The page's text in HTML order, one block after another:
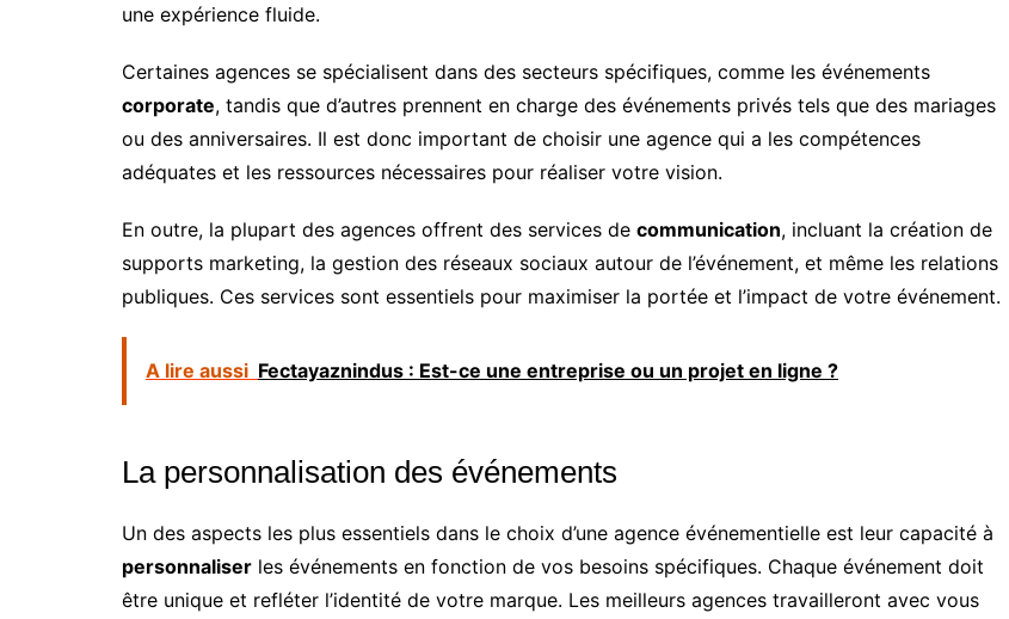
une expérience fluide.
Certaines agences se spécialisent dans des secteurs spécifiques, comme les événements
corporate, tandis que d’autres prennent en charge des événements privés tels que des mariages
ou des anniversaires. Il est donc important de choisir une agence qui a les compétences
adéquates et les ressources nécessaires pour réaliser votre vision.
En outre, la plupart des agences offrent des services de communication, incluant la création de
supports marketing, la gestion des réseaux sociaux autour de l’événement, et même les relations
publiques. Ces services sont essentiels pour maximiser la portée et l’impact de votre événement.
A lire aussi Fectayaznindus : Est-ce une entreprise ou un projet en ligne ?
La personnalisation des événements
Un des aspects les plus essentiels dans le choix d’une agence événementielle est leur capacité à
personnaliser les événements en fonction de vos besoins spécifiques. Chaque événement doit
être unique et refléter l’identité de votre marque. Les meilleurs agences travailleront avec vous